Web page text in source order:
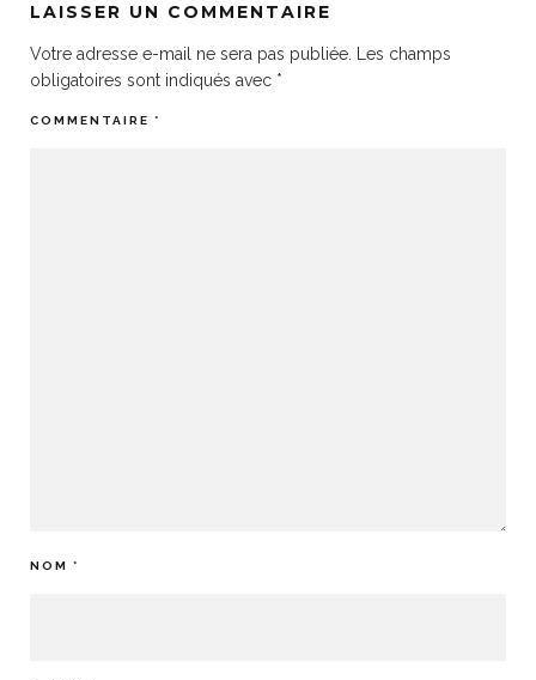
LAISSER UN COMMENTAIRE
Votre adresse e-mail ne sera pas publiée.
Les champs
obligatoires sont indiqués avec *
COMMENTAIRE *
NOM *